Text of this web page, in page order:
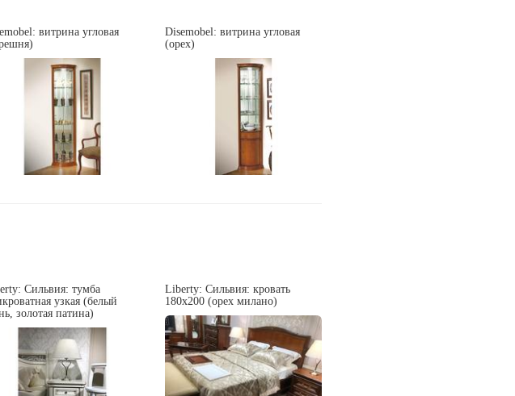
витрина угловая
Disemobel: витрина угловая
(орех)
Сильвия: тумба
узкая (белый
золотая патина)
Liberty: Сильвия: кровать
180х200 (орех милано)